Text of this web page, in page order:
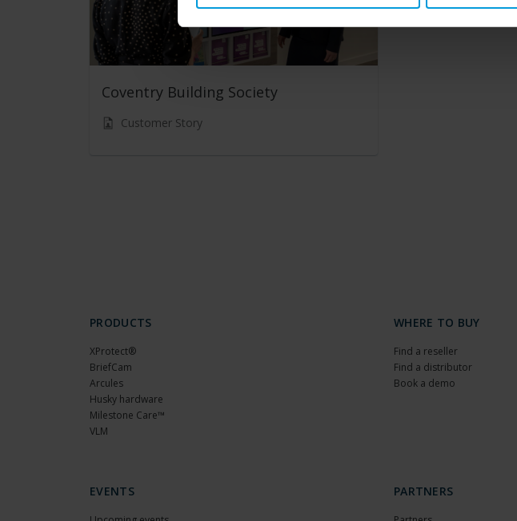
Coventry Building Society
Customer Story
PRODUCTS
XProtect®
BriefCam
Arcules
Husky hardware
Milestone Care™
VLM
WHERE TO BUY
Find a reseller
Find a distributor
Book a demo
EVENTS PARTNERS